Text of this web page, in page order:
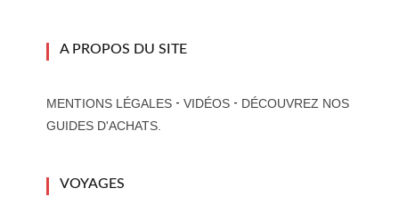
A PROPOS DU SITE
MENTIONS LÉGALES- VIDÉOS- DÉCOUVREZ NOS
GUIDES D'ACHATS.
VOYAGES